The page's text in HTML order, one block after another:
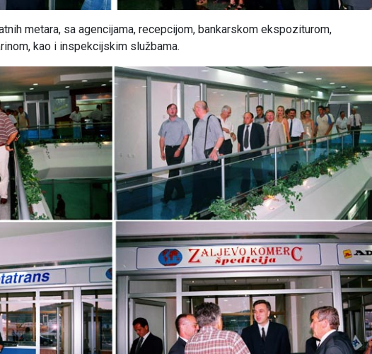
metara, sa agencijama, recepcijom, bankarskom ekspoziturom,
kao i inspekcijskim službama.